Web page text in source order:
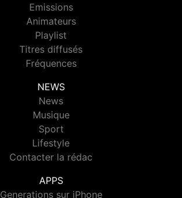
Emissions
Animateurs
Playlist
Titres diffusés
Fréquences
NEWS
News
Musique
Sport
Lifestyle
Contacter la rédac
APPS
Generations sur iPhone